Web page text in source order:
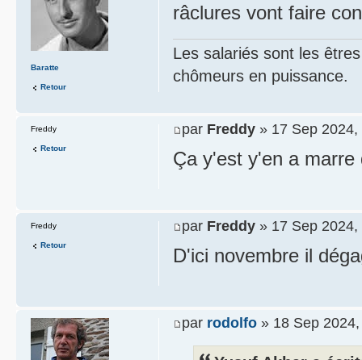
râclures vont faire
Les salariés sont les
chômeurs en puissance.
Baratte
Retour
par Freddy » 17 Sep 2024,
Ça y'est y'en a marre
Freddy
Retour
par Freddy » 17 Sep 2024,
D'ici novembre il
Freddy
Retour
par rodolfo » 18 Sep